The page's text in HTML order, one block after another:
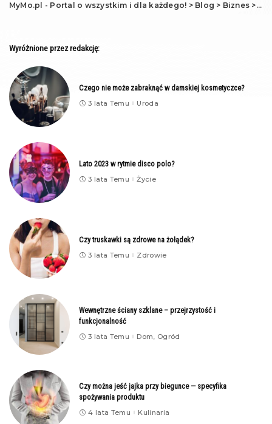
MyMo.pl - Portal o wszystkim i dla każdego! > Blog > Biznes >
Wyróżnione przez redakcję:
Czego nie może zabraknąć w damskiej kosmetyczce?
3 lata Temu Uroda
Lato 2023 w rytmie disco polo?
3 lata Temu Życie
Czy truskawki są zdrowe na żołądek?
3 lata Temu Zdrowie
Wewnętrzne ściany szklane – przejrzystość i
funkcjonalność
3 lata Temu Dom, Ogród
Czy można jeść jajka przy biegunce — specyfika
spożywania produktu
4 lata Temu Kulinaria